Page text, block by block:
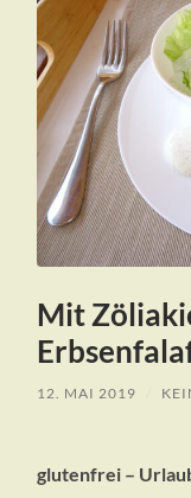
Mit
12. MAI 2019
glutenfrei –